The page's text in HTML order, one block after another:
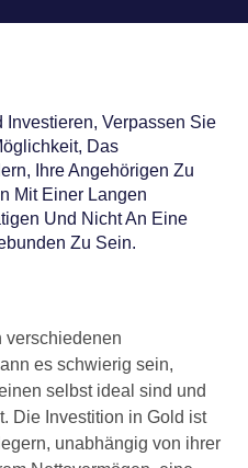
Investieren, Verpassen Sie
Das
Ihre Angehörigen Zu
Mit Einer Langen
Und Nicht An Eine
Zu Sein.
verschiedenen
es schwierig sein,
selbst ideal sind und
Die Investition in Gold ist
unabhängig von ihrer